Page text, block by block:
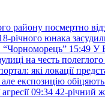
району посмертно
річного юнака
“Чорноморець” 15:49 У
на честь полеглого
які локації
експозицію обіцяють
09:34 42-річний